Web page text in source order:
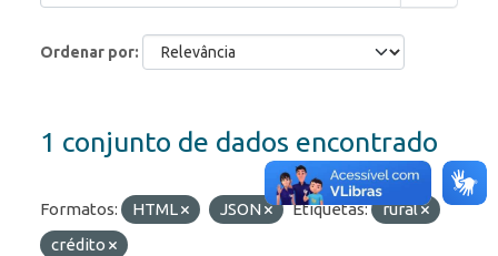
Ordenar por
1 conjunto de dados encontrado
Formatos: HTML JSON Etiquetas:
rural
crédito